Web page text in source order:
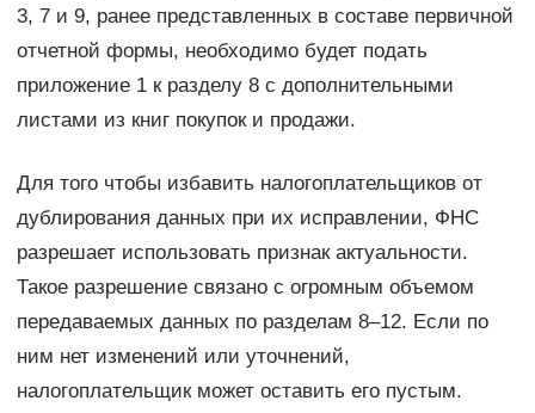
3, 7 и 9, ранее представленных в составе первичной
отчетной формы, необходимо будет подать
приложение 1 к разделу 8 с дополнительными
листами из книг покупок и продажи.
Для того чтобы избавить налогоплательщиков от
дублирования данных при их исправлении, ФНС
разрешает использовать признак актуальности.
Такое разрешение связано с огромным объемом
передаваемых данных по разделам 8–12. Если по
ним нет изменений или уточнений,
налогоплательщик может оставить его пустым.